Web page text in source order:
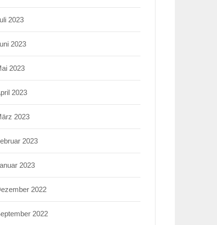
2023
2023
2023
2023
2023
2023
2023
2022
2022